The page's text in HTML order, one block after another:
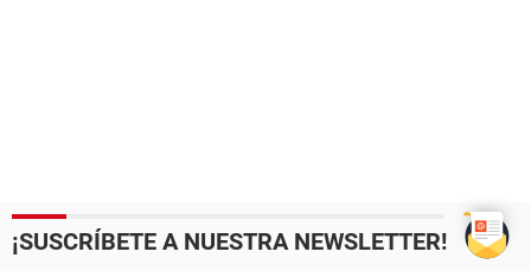
¡SUSCRÍBETE A NUESTRA NEWSLETTER!